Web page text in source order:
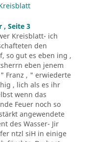
, Seite 3
Kreisblatt- ich
den
so gut es eben ing ,
eben jenem
Franz , " erwiederte
, lich als es ihr
wenn das
Feuer noch so
angewendete
des Wasser- Jir
ntzl siH in einige